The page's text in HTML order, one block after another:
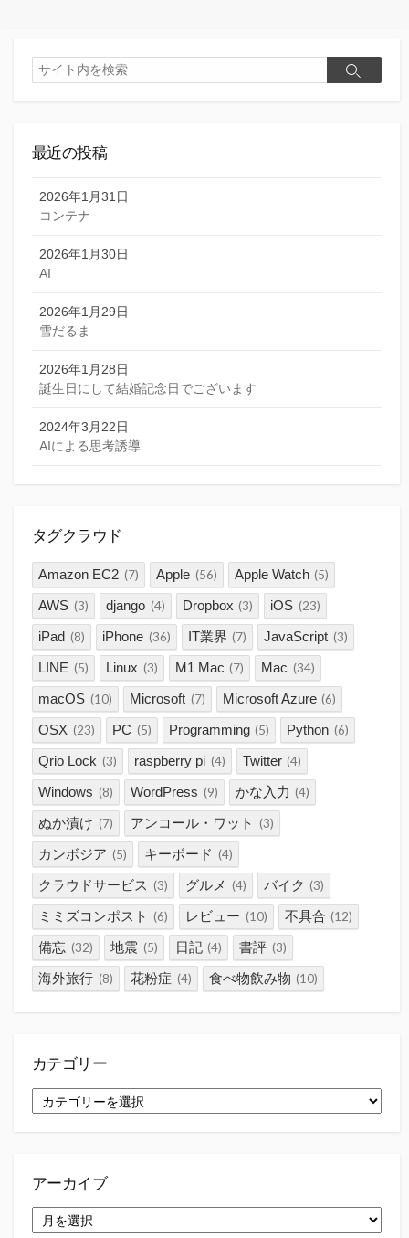
検
索
検
最近の投稿
2026年1月31日
コンテナ
2026年1月30日
AI
2026年1月29日
雪だるま
2026年1月28日
誕生日にして結婚記念日でございます
2024年3月22日
AIによる思考誘導
タグクラウド
Amazon EC2 (7) Apple (56) Apple Watch (5)
AWS (3) django (4) Dropbox (3) iOS (23)
iPad (8) iPhone (36) IT業界 (7) JavaScript (3)
LINE (5) Linux (3) M1 Mac (7) Mac (34)
macOS (10) Microsoft (7) Microsoft Azure (6)
OSX (23) PC (5) Programming (5) Python (6)
Qrio Lock (3) raspberry pi (4) Twitter (4)
Windows (8) WordPress (9) かな入力 (4)
ぬか漬け (7) アンコール・ワット (3)
カンボジア (5) キーボード (4)
クラウドサービス (3) グルメ (4) バイク (3)
ミミズコンポスト (6) レビュー (10) 不具合 (12)
備忘 (32) 地震 (5) 日記 (4) 書評 (3)
海外旅行 (8) 花粉症 (4) 食べ物飲み物 (10)
カテゴリー
テ
アーカイブ
ー